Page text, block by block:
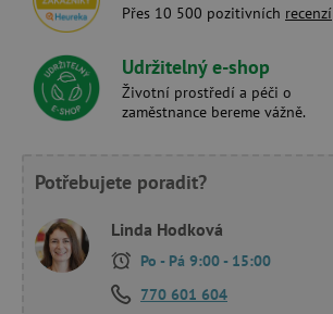
Přes 10 500 pozitivních recenzí
Udržitelný e-shop
Životní prostředí a péči o
zaměstnance bereme vážně.
Potřebujete poradit?
Linda Hodková
Po - Pá 9:00 - 15:00
770 601 604